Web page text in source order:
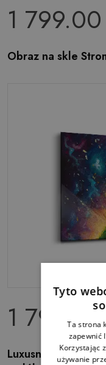
1
Obraz na skle
1
Luxusní skleněný
Tyto
Ta strona
zapewnić
Korzystając
używanie